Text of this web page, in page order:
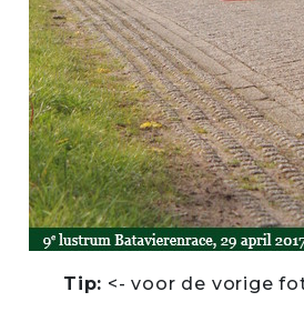
Tip: <- voor de vorige